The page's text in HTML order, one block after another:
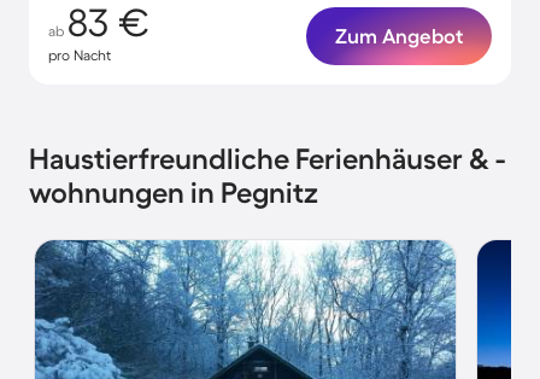
ab 83 €
pro Nacht
Zum Angebot
Haustierfreundliche Ferienhäuser & -
wohnungen in Pegnitz